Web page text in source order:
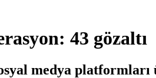
43 gözaltı
medya platformları